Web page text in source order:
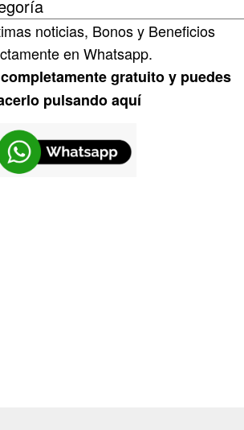
noticias, Bonos y Beneficios
en Whatsapp.
gratuito y puedes
pulsando aquí